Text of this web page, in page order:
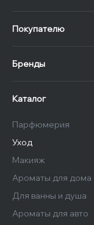
Покупателю
Бренды
Каталог
Парфюмерия
Уход
Макияж
Ароматы для дома
Для ванны и душа
Ароматы для авто